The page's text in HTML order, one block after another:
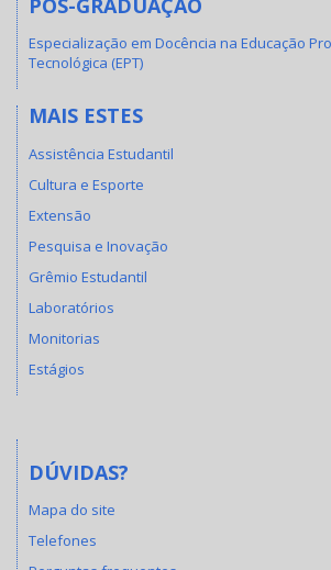
Especialização em Docência na Educação
Tecnológica (EPT)
MAIS ESTES
Assistência Estudantil
Cultura e Esporte
Extensão
Pesquisa e Inovação
Grêmio Estudantil
Laboratórios
Monitorias
Estágios
DÚVIDAS?
Mapa do site
Telefones